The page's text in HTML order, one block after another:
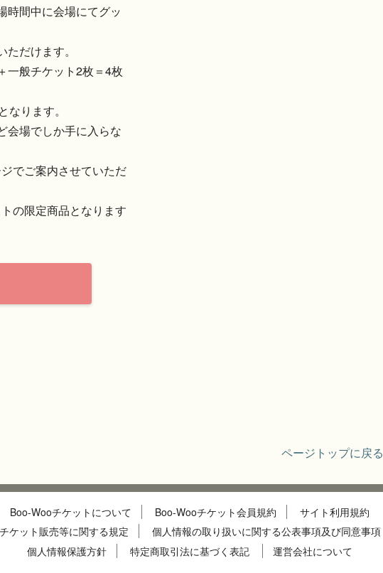
時間中に会場にてグッ
だけます。
一般チケット2枚＝4枚
ります。
会場でしか手に入らな
でご案内させていただ
の限定商品となります
ページトップに戻る
Boo-Wooチケットについて Boo-Wooチケット会員規約
サイト利用規約
チケット販売等に関する規定
個人情報の取り扱いに関する公表事項及び同意事項
個人情報保護方針
特定商取引法に基づく表記 運営会社について